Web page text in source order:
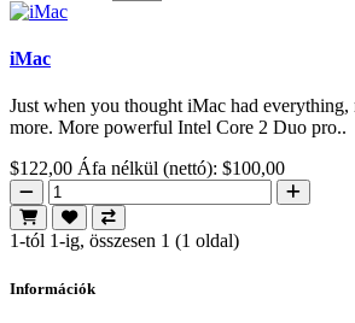
iMac
Just when you thought iMac had everything,
more. More powerful Intel Core 2 Duo pro..
$122,00 Áfa nélkül (nettó): $100,00
1-tól 1-ig, összesen 1 (1 oldal)
Információk